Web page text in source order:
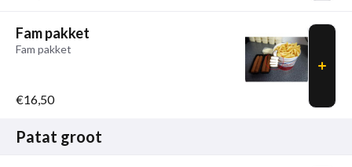
Fam pakket
Fam pakket
€16,50
Patat groot